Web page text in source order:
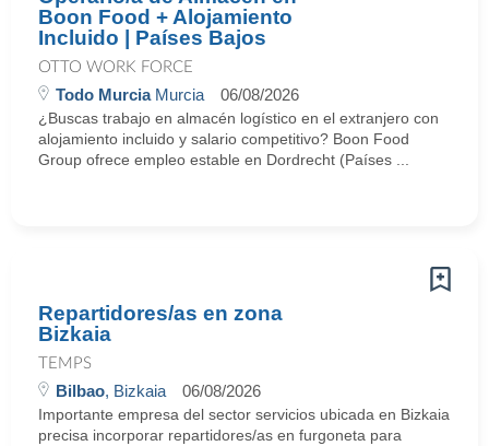
Boon Food + Alojamiento
Incluido | Países Bajos
OTTO WORK FORCE
Todo MurciaMurcia 06/08/2026
¿Buscas trabajo en almacén logístico en el extranjero con
alojamiento incluido y salario competitivo? Boon Food
Group ofrece empleo estable en Dordrecht (Países ...
Repartidores/as en zona
Bizkaia
TEMPS
Bilbao, Bizkaia 06/08/2026
Importante empresa del sector servicios ubicada en Bizkaia
precisa incorporar repartidores/as en furgoneta para